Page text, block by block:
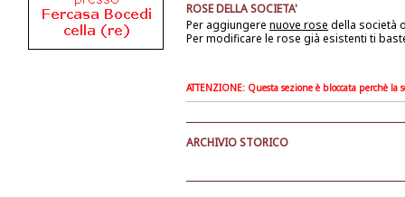
ROSE DELLA SOCIETA'
Per aggiungere nuove rose della società
Per modificare le rose già esistenti ti
ATTENZIONE: Questa sezione è bloccata perchè
ARCHIVIO STORICO